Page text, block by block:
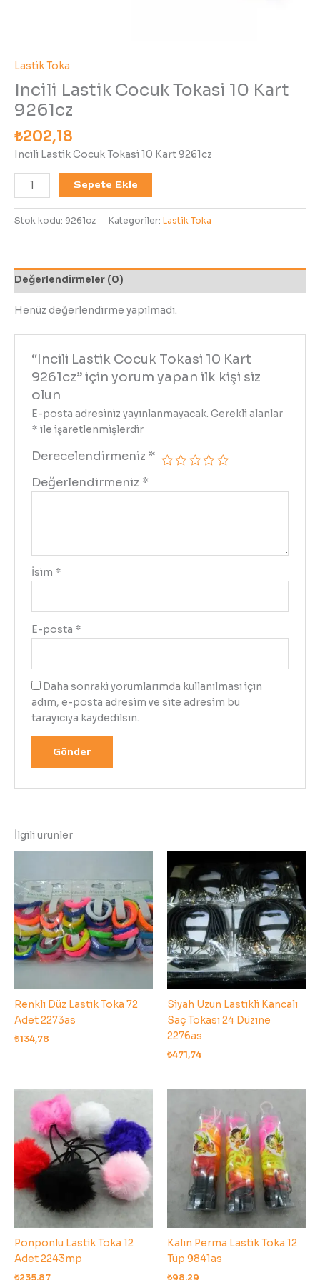
Lastik Toka
Incili Lastik Cocuk Tokasi 10 Kart
9261cz
₺202,18
Incili Lastik Cocuk Tokasi 10 Kart 9261cz
Sepete Ekle
Stok kodu: 9261cz Kategoriler: Lastik Toka
Değerlendirmeler (0)
Henüz değerlendirme yapılmadı.
“Incili Lastik Cocuk Tokasi 10 Kart
9261cz” için yorum yapan ilk kişi siz
olun
E-posta adresiniz yayınlanmayacak. Gerekli alanlar
* ile işaretlenmişlerdir
Derecelendirmeniz *
Değerlendirmeniz *
İsim *
E-posta *
Daha sonraki yorumlarımda kullanılması için
adım, e-posta adresim ve site adresim bu
tarayıcıya kaydedilsin.
İlgili ürünler
Renkli Düz Lastik Toka 72
Adet 2273as
₺134,78
Siyah Uzun Lastikli Kancalı
Saç Tokası 24 Düzine
2276as
₺471,74
Ponponlu Lastik Toka 12
Adet 2243mp
₺235,87
Kalın Perma Lastik Toka 12
Tüp 9841as
₺98,29